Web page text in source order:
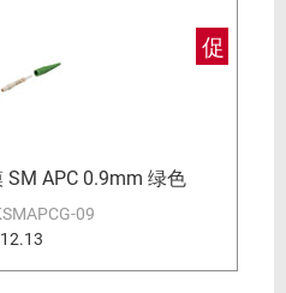
促
SM APC 0.9mm 绿色
09